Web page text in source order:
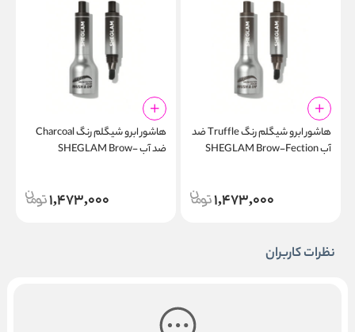
هاشور ابرو شیگلم رنگ Truffle ضد
آب SHEGLAM Brow-Fection
1,473,000
هاشور ابرو شیگلم رنگ Charcoal
ضد آب SHEGLAM Brow-
1,473,000
نظرات کاربران